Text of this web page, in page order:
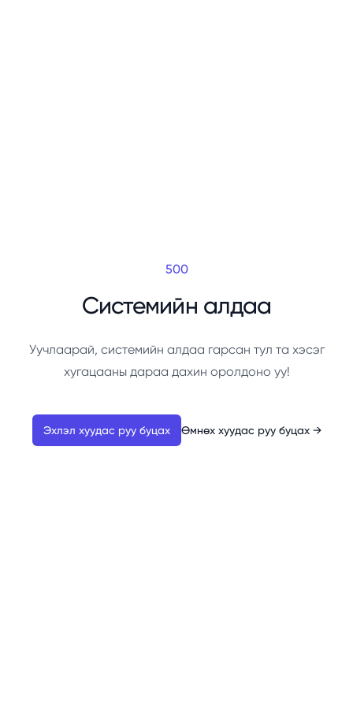
500
Системийн алдаа
Уучлаарай, системийн алдаа гарсан тул та хэсэг
хугацааны дараа дахин оролдоно уу!
Эхлэл хуудас руу буцах Өмнөх хуудас руу буцах →